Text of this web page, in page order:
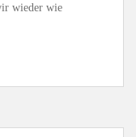
wieder wie